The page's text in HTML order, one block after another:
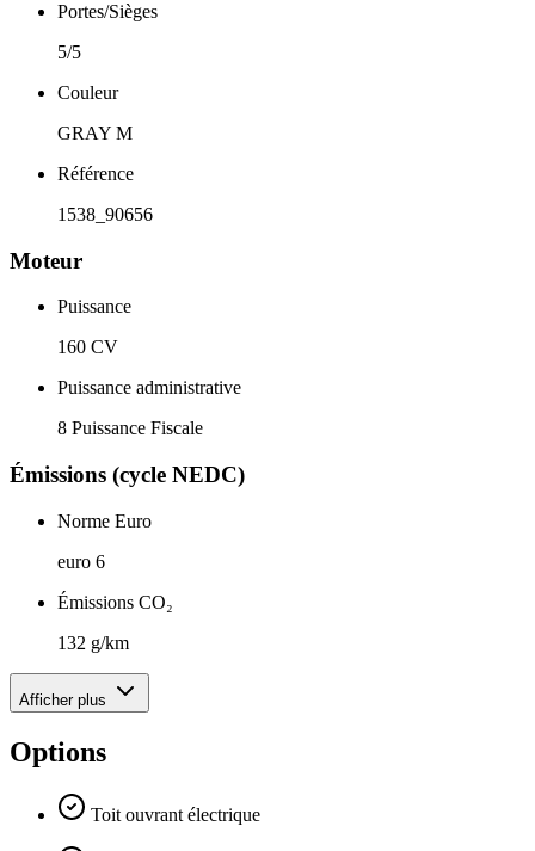
Portes/Sièges
5/5
Couleur
GRAY M
Référence
1538_90656
Moteur
Puissance
160 CV
Puissance administrative
8 Puissance Fiscale
Émissions (cycle NEDC)
Norme Euro
euro 6
Émissions CO₂
132 g/km
Afficher plus
Options
Toit ouvrant électrique